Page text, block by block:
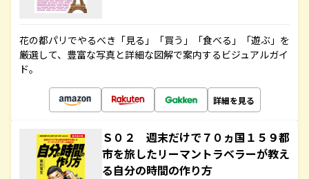
花の都パリでやるべき「見る」「買う」「食べる」「遊ぶ」を
厳選して、豊富な写真と詳細な図解で案内するビジュアルガイ
ド。
詳細を見る
Ｓ０２ 週末だけで７０ヵ国１５９都
市を旅したリーマントラベラーが教え
る自分の時間の作り方